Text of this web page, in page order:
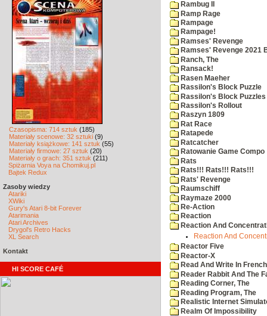
Czasopisma: 714 sztuk (185)
Materiały scenowe: 32 sztuki (9)
Materiały książkowe: 141 sztuk (55)
Materiały firmowe: 27 sztuk (20)
Materiały o grach: 351 sztuk (211)
Spiżarnia Voya na Chomikuj.pl
Bajtek Redux
Zasoby wiedzy
Atariki
XWiki
Gury's Atari 8-bit Forever
Atarimania
Atari Archives
Drygol's Retro Hacks
XL Search
Kontakt
HI SCORE CAFÉ
Rambug II
Ramp Rage
Rampage
Rampage!
Ramses' Revenge
Ramses' Revenge 2021
Ranch, The
Ransack!
Rasen Maeher
Rassilon's Block Puzzle
Rassilon's Block Puzzles
Rassilon's Rollout
Raszyn 1809
Rat Race
Ratapede
Ratcatcher
Ratowanie Game Compo
Rats
Rats!!! Rats!!! Rats!!!
Rats' Revenge
Raumschiff
Raymaze 2000
Re-Action
Reaction
Reaction And
Reaction And
Reactor Five
Reactor-X
Read And Write In
Reader Rabbit And The
Reading Corner, The
Reading Program, The
Realistic Internet
Realm Of Impossibility